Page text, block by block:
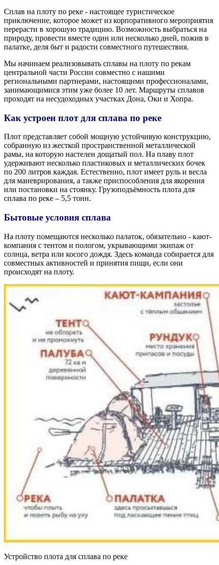
Сплав на плоту по реке - настоящее туристическое
приключение, которое может из корпоративного мероприятия
перерасти в хорошую традицию. Возможность выбраться на
природу, провести вместе один или несколько дней, пожив в
палатке, деля быт и радости совместного путешествия.
Мы начинаем реализовывать сплавы на плоту по рекам
центральной части России совместно с нашими
региональными партнерами, настоящими профессионалами,
занимающимися этим уже более 10 лет. Маршруты сплавов
проходят на несудоходных участках Дона, Оки и Хопра.
Как устроен плот для сплава по реке
Плот представляет собой мощную устойчивую конструкцию,
собранную из жесткой пространственной металлической
рамы, на которую настелен дощатый пол. На плаву плот
удерживают несколько пластиковых и металлических бочек
по 200 литров каждая. Естественно, плот имеет руль и весла
для маневрирования, а также приспособления для якорения
или постановки на стоянку. Грузоподъёмность плота для
сплава по реке – 5,5 тонн.
Бытовые условия сплава
На плоту помещаются несколько палаток, обязательно - кают-
компания с тентом и пологом, укрывающими экипаж от
солнца, ветра или косого дождя. Здесь команда собирается для
совместных активностей и принятия пищи, если они
происходят на плоту.
Устройство плота для сплава по реке